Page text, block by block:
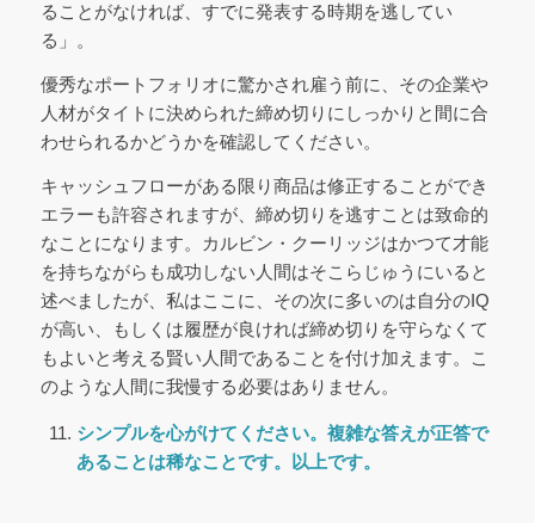
ることがなければ、すでに発表する時期を逃してい
る」。
優秀なポートフォリオに驚かされ雇う前に、その企業や
人材がタイトに決められた締め切りにしっかりと間に合
わせられるかどうかを確認してください。
キャッシュフローがある限り商品は修正することができ
エラーも許容されますが、締め切りを逃すことは致命的
なことになります。カルビン・クーリッジはかつて才能
を持ちながらも成功しない人間はそこらじゅうにいると
述べましたが、私はここに、その次に多いのは自分のIQ
が高い、もしくは履歴が良ければ締め切りを守らなくて
もよいと考える賢い人間であることを付け加えます。こ
のような人間に我慢する必要はありません。
シンプルを心がけてください。複雑な答えが正答で
あることは稀なことです。以上です。